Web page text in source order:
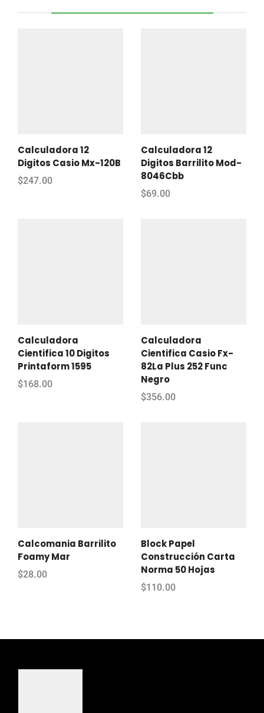
Calculadora 12
Digitos Casio Mx-120B
$247.00
Calculadora 12
Digitos Barrilito Mod-
8046Cbb
$69.00
Calculadora
Cientifica 10 Digitos
Printaform 1595
$168.00
Calculadora
Cientifica Casio Fx-
82La Plus 252 Func
Negro
$356.00
Calcomania Barrilito
Foamy Mar
$28.00
Block Papel
Construcción Carta
Norma 50 Hojas
$110.00